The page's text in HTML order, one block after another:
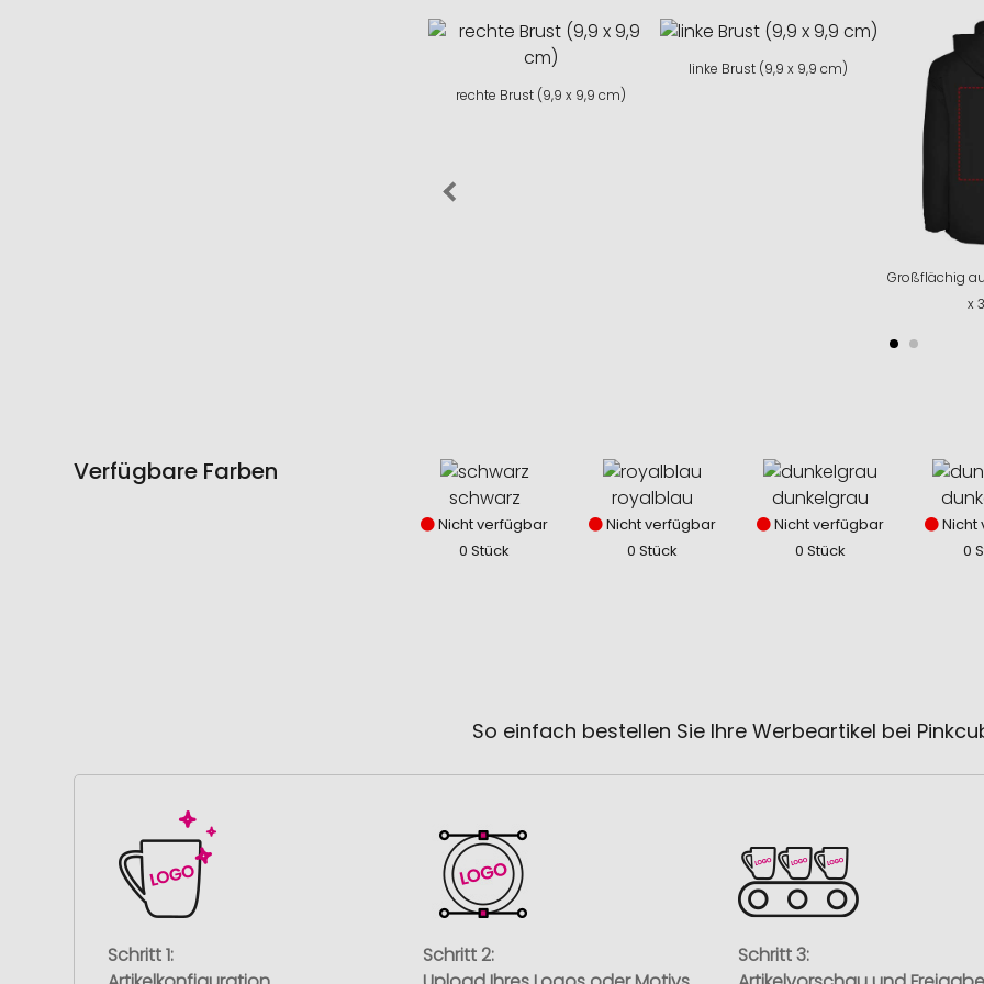
rechte Brust (9,9 x 9,9 cm)
linke Brust (9,9 x 9,9 cm)
Großflächig
x
Verfügbare Farben
schwarz
Nicht verfügbar
0 Stück
royalblau
Nicht verfügbar
0 Stück
dunkelgrau
Nicht verfügbar
0 Stück
Nicht
0
So einfach bestellen Sie Ihre Werbeartikel bei
Schritt 1:
Schritt 2:
Schritt 3: